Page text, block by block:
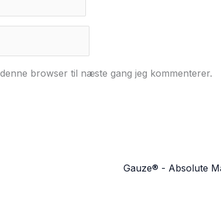
browser til næste gang jeg kommenterer.